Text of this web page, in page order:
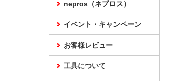
nepros（ネプロス）
イベント・キャンペーン
お客様レビュー
工具について